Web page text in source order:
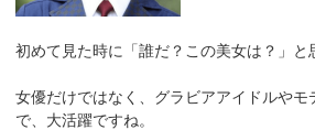
初めて見た時に「誰だ？この美女は？」と
女優だけではなく、グラビアアイドルやモ
で、大活躍ですね。